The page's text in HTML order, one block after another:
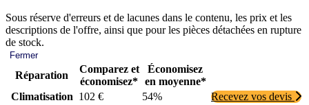
Sous réserve d'erreurs et de lacunes dans le contenu, les prix et les
descriptions de l'offre, ainsi que pour les pièces détachées en rupture
de stock.
Fermer
Réparation
Comparez et
économisez*
Économisez
en moyenne*
Climatisation 102 € 54%
Recevez vos devis